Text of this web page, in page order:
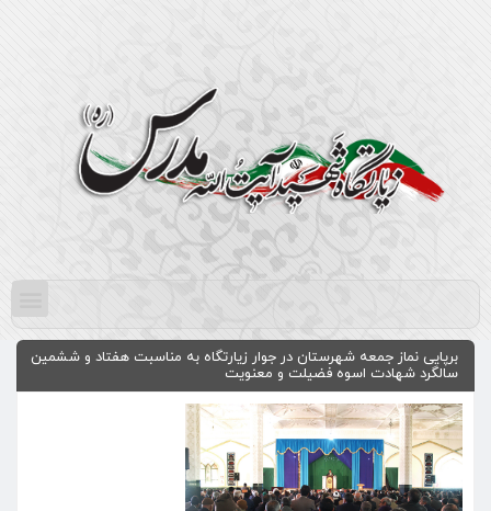
برپایی نماز جمعه شهرستان در جوار زیارتگاه به مناسبت هفتاد و ششمین
سالگرد شهادت اسوه فضیلت و معنویت